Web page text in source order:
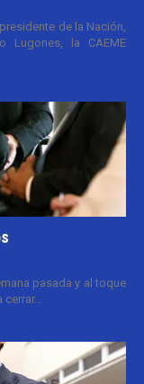
de la Nación,
Lugones, la CAEME
pasada y al toque